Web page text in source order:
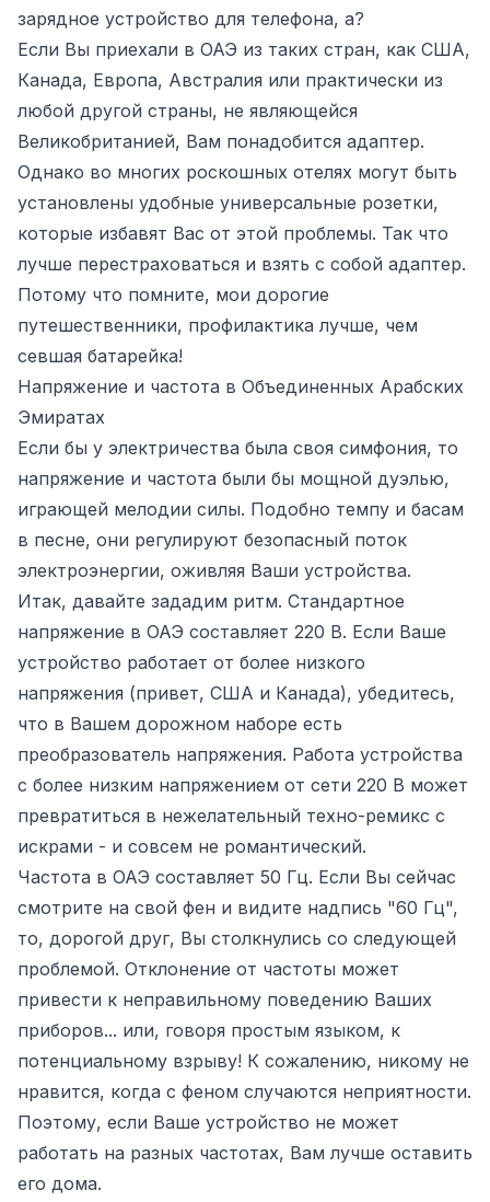
зарядное устройство для телефона, а?
Если Вы приехали в ОАЭ из таких стран, как США,
Канада, Европа, Австралия или практически из
любой другой страны, не являющейся
Великобританией, Вам понадобится адаптер.
Однако во многих роскошных отелях могут быть
установлены удобные универсальные розетки,
которые избавят Вас от этой проблемы. Так что
лучше перестраховаться и взять с собой адаптер.
Потому что помните, мои дорогие
путешественники, профилактика лучше, чем
севшая батарейка!
Напряжение и частота в Объединенных Арабских
Эмиратах
Если бы у электричества была своя симфония, то
напряжение и частота были бы мощной дуэлью,
играющей мелодии силы. Подобно темпу и басам
в песне, они регулируют безопасный поток
электроэнергии, оживляя Ваши устройства.
Итак, давайте зададим ритм. Стандартное
напряжение в ОАЭ составляет 220 В. Если Ваше
устройство работает от более низкого
напряжения (привет, США и Канада), убедитесь,
что в Вашем дорожном наборе есть
преобразователь напряжения. Работа устройства
с более низким напряжением от сети 220 В может
превратиться в нежелательный техно-ремикс с
искрами - и совсем не романтический.
Частота в ОАЭ составляет 50 Гц. Если Вы сейчас
смотрите на свой фен и видите надпись "60 Гц",
то, дорогой друг, Вы столкнулись со следующей
проблемой. Отклонение от частоты может
привести к неправильному поведению Ваших
приборов... или, говоря простым языком, к
потенциальному взрыву! К сожалению, никому не
нравится, когда с феном случаются неприятности.
Поэтому, если Ваше устройство не может
работать на разных частотах, Вам лучше оставить
его дома.